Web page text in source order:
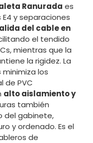
Ranurada es
E4 y separaciones
del cable en
el tendido
mientras que la
la rigidez. La
minimiza los
de PVC
alto aislamiento y
también
del gabinete,
y ordenado. Es el
de